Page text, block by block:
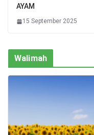
AYAM
15 September 2025
Walimah